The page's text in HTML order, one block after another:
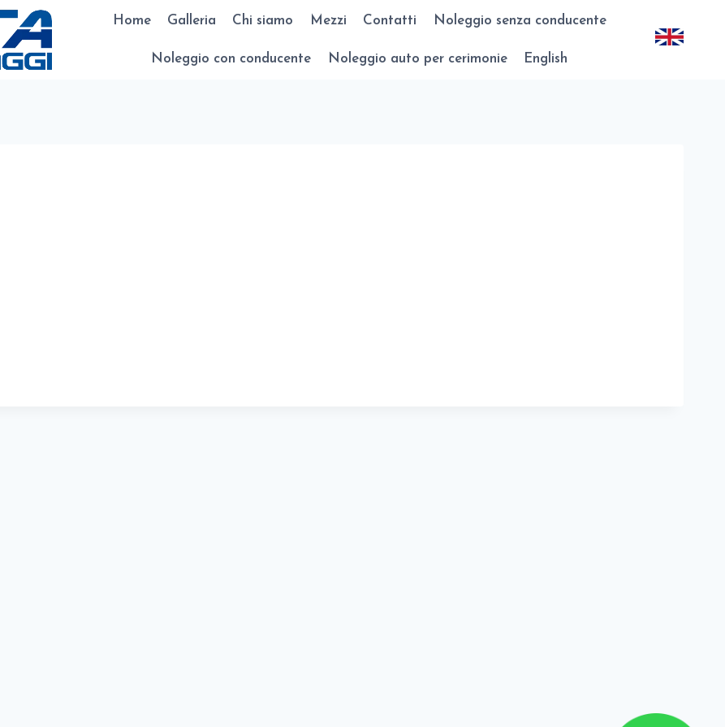
Home Galleria Chi siamo Mezzi Contatti Noleggio senza conducente
Noleggio con conducente Noleggio auto per cerimonie English